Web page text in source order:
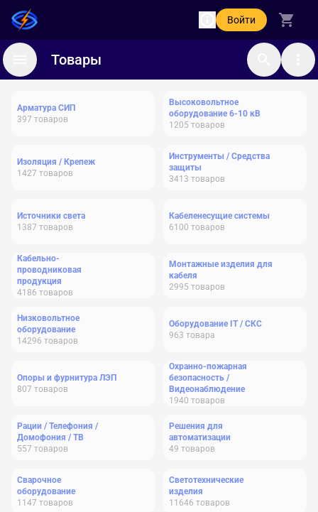
Войти
Товары
Арматура СИП
397 товаров
Высоковольтное
оборудование 6-10 кВ
1205 товаров
Изоляция / Крепеж
1427 товаров
Инструменты / Средства
защиты
3413 товаров
Источники света
1387 товаров
Кабеленесущие системы
6100 товаров
Кабельно-
проводниковая
продукция
4186 товаров
Монтажные изделия для
кабеля
2995 товаров
Низковольтное
оборудование
14296 товаров
Оборудование IT / СКС
963 товара
Опоры и фурнитура ЛЭП
807 товаров
Охранно-пожарная
безопасность /
Видеонаблюдение
1940 товаров
Рации / Телефония /
Домофония / ТВ
557 товаров
Решения для
автоматизации
49 товаров
Сварочное
оборудование
1147 товаров
Светотехнические
изделия
11646 товаров